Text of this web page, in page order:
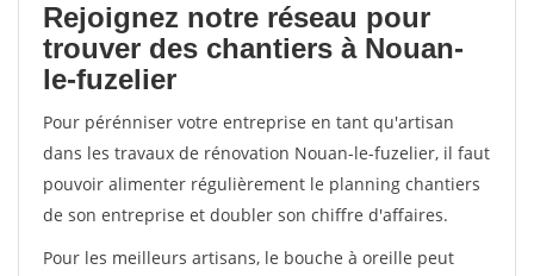
Rejoignez notre réseau pour
trouver des chantiers à Nouan-
le-fuzelier
Pour pérénniser votre entreprise en tant qu'artisan
dans les travaux de rénovation Nouan-le-fuzelier, il faut
pouvoir alimenter régulièrement le planning chantiers
de son entreprise et doubler son chiffre d'affaires.
Pour les meilleurs artisans, le bouche à oreille peut